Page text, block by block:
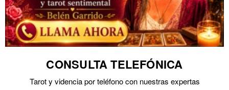
CONSULTA TELEFÓNICA
Tarot y videncia por teléfono con nuestras expertas